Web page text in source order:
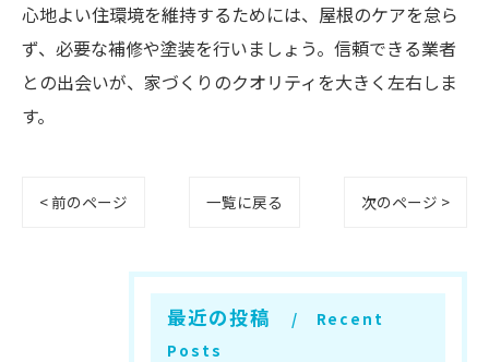
心地よい住環境を維持するためには、屋根のケアを怠ら
ず、必要な補修や塗装を行いましょう。信頼できる業者
との出会いが、家づくりのクオリティを大きく左右しま
す。
< 前のページ 一覧に戻る 次のページ >
最近の投稿
Recent
Posts